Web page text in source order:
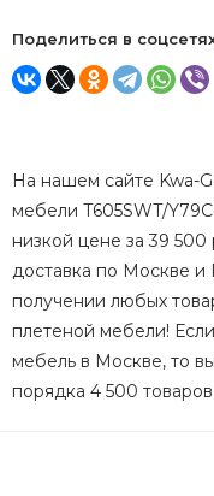
Поделиться в
На нашем сайте Kwa-
мебели T605SWT/
низкой цене за 39
доставка по Москве и
получении любых
плетеной мебели!
мебель в Москве, то
порядка 4 500